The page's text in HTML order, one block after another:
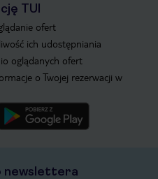
TUI
ofert
ich udostępniania
oglądanych ofert
o Twojej rezerwacji w
newslettera